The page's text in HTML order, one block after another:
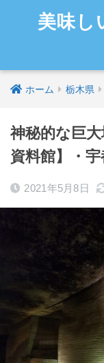
美味し
ホーム 栃木県
神秘的な巨
資料館】・
2021年5月8日